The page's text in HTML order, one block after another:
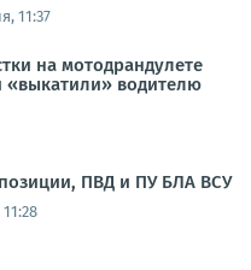
11:37
на мотодрандулете
водителю
ПВД и ПУ БЛА ВСУ